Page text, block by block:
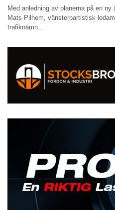
Med anledning av planerna på en
Mats Pilhem, vänsterpartistisk
trafiknämn...